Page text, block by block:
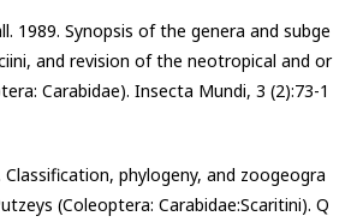
1989. Synopsis of the genera and subge
and revision of the neotropical and or
Carabidae). Insecta Mundi, 3 (2):73-1
Classification, phylogeny, and zoogeogra
(Coleoptera: Carabidae:Scaritini). Q